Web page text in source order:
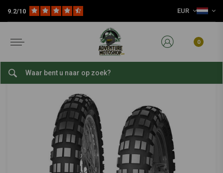
9.2/10 EUR
0
Slijtage Delen Banden 150/70 -18 TL 70 T E10
150/70 -18 TL 70 T E10